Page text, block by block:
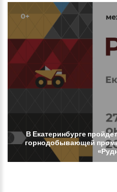
В Екатеринбурге пройдет
горнодобывающей